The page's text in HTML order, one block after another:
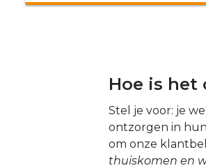
Hoe is het
Stel je voor: je
ontzorgen in hun
om onze
thuiskomen en